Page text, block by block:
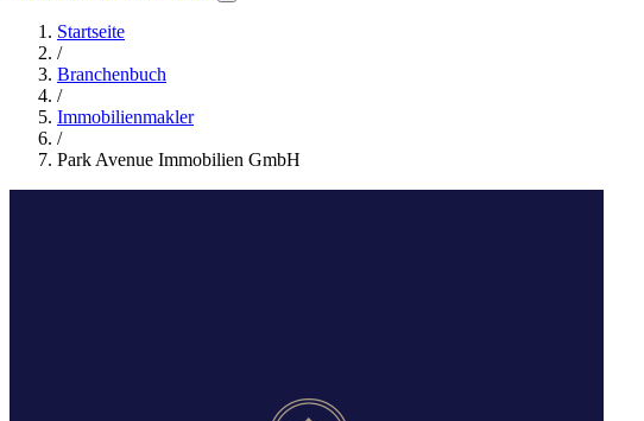
Startseite
/
Branchenbuch
/
Immobilienmakler
/
Park Avenue Immobilien GmbH